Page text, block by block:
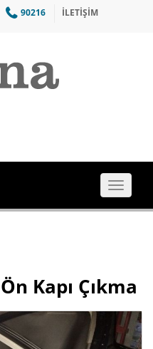
90216 İLETİŞİM
Toggle
Kapı Çıkma